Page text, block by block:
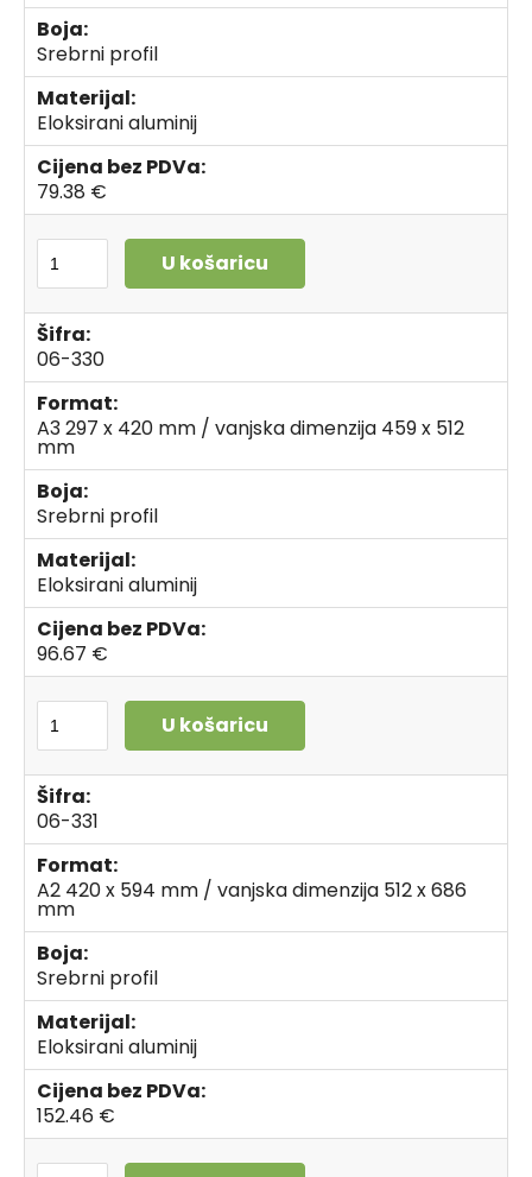
Boja:
Srebrni profil
Materijal:
Eloksirani aluminij
Cijena bez PDVa:
79.38 €
U košaricu
Šifra:
06-330
Format:
A3 297 x 420 mm / vanjska dimenzija 459 x 512
mm
Boja:
Srebrni profil
Materijal:
Eloksirani aluminij
Cijena bez PDVa:
96.67 €
U košaricu
Šifra:
06-331
Format:
A2 420 x 594 mm / vanjska dimenzija 512 x 686
mm
Boja:
Srebrni profil
Materijal:
Eloksirani aluminij
Cijena bez PDVa:
152.46 €